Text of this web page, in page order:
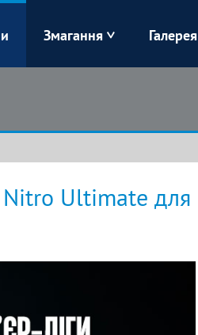
Колос
Змагання Галерея
Nitro Ultimate для